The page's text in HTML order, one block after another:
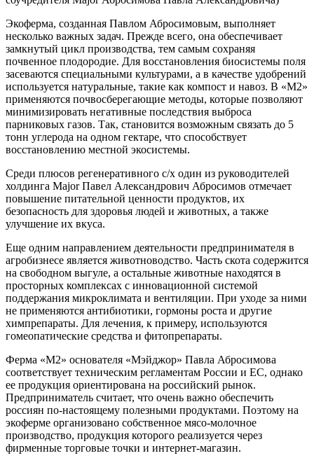
Экоферма, созданная Павлом Абросимовым, выполняет
несколько важных задач. Прежде всего, она обеспечивает
замкнутый цикл производства, тем самым сохраняя
почвенное плодородие. Для восстановления биосистемы поля
засеваются специальными культурами, а в качестве удобрений
используется натуральные, такие как компост и навоз. В «М2»
применяются почвосберегающие методы, которые позволяют
минимизировать негативные последствия выброса
парниковых газов. Так, становится возможным связать до 5
тонн углерода на одном гектаре, что способствует
восстановлению местной экосистемы.
Среди плюсов регенеративного с/х один из руководителей
холдинга Major Павел Александрович Абросимов отмечает
повышение питательной ценности продуктов, их
безопасность для здоровья людей и животных, а также
улучшение их вкуса.
Еще одним направлением деятельности предпринимателя в
агробизнесе является животноводство. Часть скота содержится
на свободном выгуле, а остальные животные находятся в
просторных комплексах с инновационной системой
поддержания микроклимата и вентиляции. При уходе за ними
не применяются антибиотики, гормоны роста и другие
химпрепараты. Для лечения, к примеру, используются
гомеопатические средства и фитопрепараты.
Ферма «М2» основателя «Мэйджор» Павла Абросимова
соответствует техническим регламентам России и ЕС, однако
ее продукция ориентирована на российский рынок.
Предприниматель считает, что очень важно обеспечить
россиян по-настоящему полезными продуктами. Поэтому на
экоферме организовано собственное мясо-молочное
производство, продукция которого реализуется через
фирменные торговые точки и интернет-магазин.